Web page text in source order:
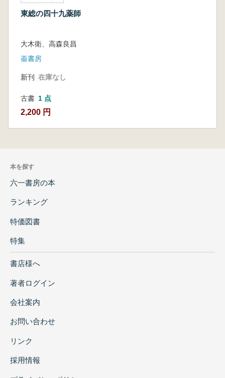
東総の四十九薬師
大木衛、高森良昌
崙書房
新刊 在庫なし
古書 1 点
2,200 円
本を探す
六一書房の本
ランキング
特価図書
特集
書店様へ
著者ログイン
会社案内
お問い合わせ
リンク
採用情報